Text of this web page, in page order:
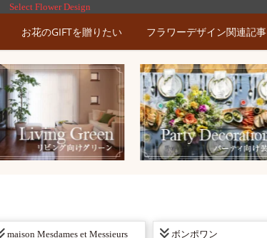
Select Flower Design
お花のGIFTを贈りたい フラワーデザイン関連記事
maison Mesdames et Messieurs ボンポワン